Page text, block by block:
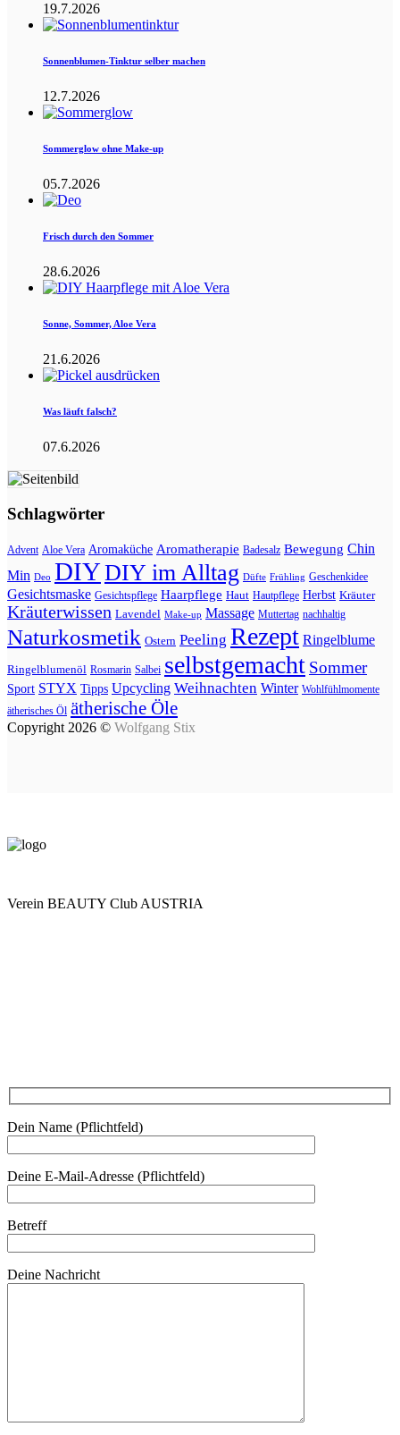
19.7.2026
Sonnenblumen-Tinktur selber machen
12.7.2026
Sommerglow ohne Make-up
05.7.2026
Frisch durch den Sommer
28.6.2026
Sonne, Sommer, Aloe Vera
21.6.2026
Was läuft falsch?
07.6.2026
Schlagwörter
Advent Aloe Vera Aromaküche Aromatherapie Badesalz Bewegung Chin
Min Deo DIYDIY im Alltag Düfte Frühling Geschenkidee
Gesichtsmaske Gesichtspflege Haarpflege Haut Hautpflege Herbst Kräuter
Kräuterwissen Lavendel Make-up Massage Muttertag nachhaltig
Naturkosmetik Ostern Peeling Rezept Ringelblume
Ringelblumenöl Rosmarin Salbei selbstgemacht Sommer
Sport STYX Tipps Upcycling Weihnachten Winter Wohlfühlmomente
ätherisches Öl ätherische Öle
Copyright 2026 © Wolfgang Stix
Verein BEAUTY Club AUSTRIA
Dein Name (Pflichtfeld)
Deine E-Mail-Adresse (Pflichtfeld)
Betreff
Deine Nachricht